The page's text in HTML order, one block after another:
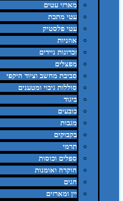
מארזי עטים
עטי מתכת
עטי פלסטיק
אוזניות
זכרונות ניידים
מפצלים
סביבת מחשב וציוד היקפי
סוללות גיבוי ומטענים
ביגוד
כובעים
מגבות
בקבוקים
תרמי
ספלים וכוסות
הוקרה ואומנות
חגים
יין ומארזים